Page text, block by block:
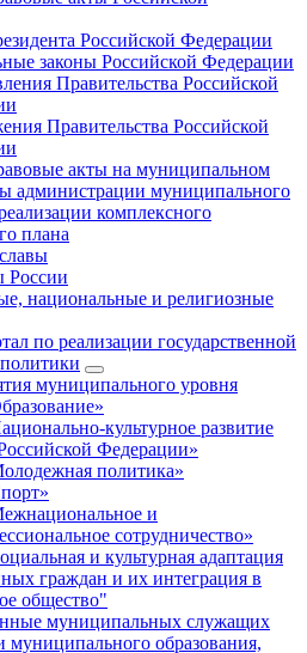
Российской Федерации
законы Российской Федерации
Правительства Российской
Правительства Российской
акты на муниципальном
администрации муниципального
комплексного
плана
России
национальные и религиозные
по реализации государственной
муниципального уровня
культурное развитие
Федерации»
политика»
и
сотрудничество»
и культурная адаптация
граждан и их интеграция в
общество"
муниципальных служащих
муниципального образования,